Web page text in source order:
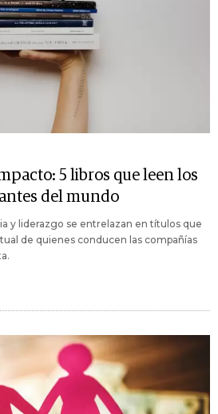
5 libros que leen los
del mundo
y liderazgo se entrelazan en títulos que
de quienes conducen las compañías